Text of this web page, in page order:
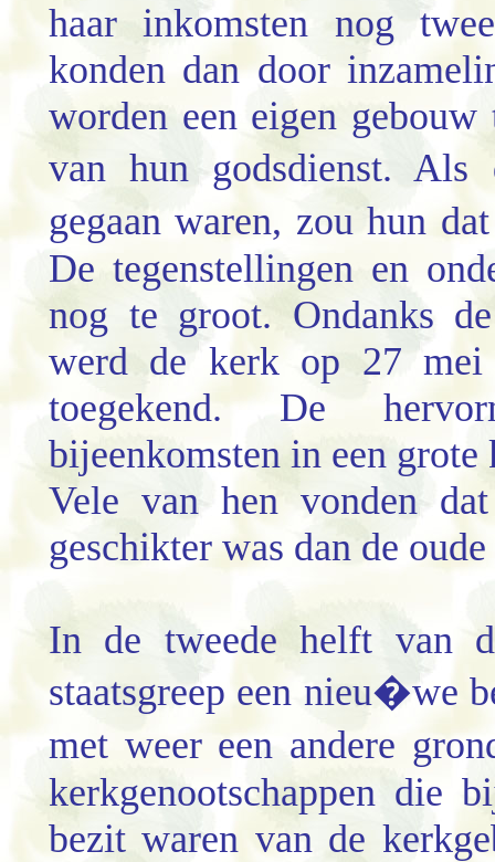
haar inkomsten nog
konden dan door
worden een eigen
van hun godsdienst. Als
gegaan waren, zou hun
De tegenstellingen en
nog te groot. Ondanks
werd de kerk op 27 mei
toegekend. De
bijeenkomsten in een
Vele van hen vonden
geschikter was dan de
In de tweede helft van
staatsgreep een nieu�we
met weer een andere
kerkgenootschappen die
bezit waren van de